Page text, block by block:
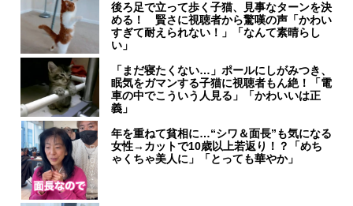
後ろ足で立って歩く子猫、見事なターンを決
める！ 賢さに視聴者から驚嘆の声「かわい
すぎて耐えられない！」「なんて素晴らし
い」
「まだ寝たくない…」ポールにしがみつき、
眠気をガマンする子猫に視聴者もん絶！「電
車の中でこういう人見る」「かわいいは正
義」
年を重ねて貧相に…“シワ＆面長”も気になる
女性→カットで10歳以上若返り！？「めち
ゃくちゃ美人に」「とっても華やか」